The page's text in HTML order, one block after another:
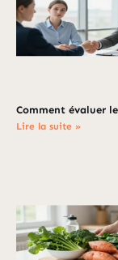
Comment évaluer
Lire la suite »